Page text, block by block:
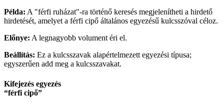
Példa: A "férfi ruházat"-ra történő keresés megjelenítheti a hirdető
hirdetését, amelyet a férfi cipő általános egyezésű kulcsszóval céloz.
Előnye: A legnagyobb volument éri el.
Beállítás: Ez a kulcsszavak alapértelmezett egyezési típusa;
egyszerűen add meg a kulcsszavakat.
Kifejezés egyezés
“férfi cipő”